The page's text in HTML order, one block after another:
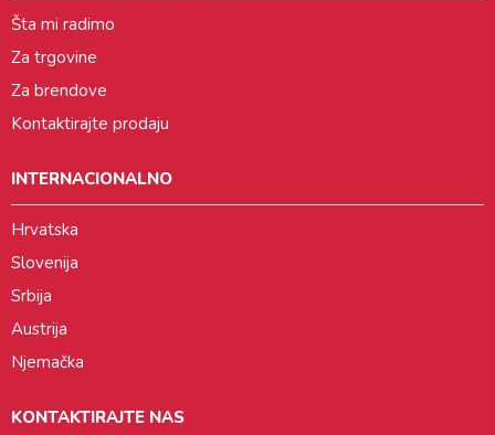
Šta mi radimo
Za trgovine
Za brendove
Kontaktirajte prodaju
INTERNACIONALNO
Hrvatska
Slovenija
Srbija
Austrija
Njemačka
KONTAKTIRAJTE NAS